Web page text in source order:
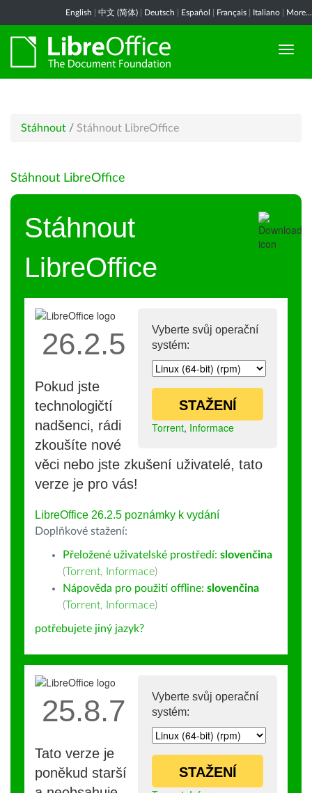
English 中文 (简体) Deutsch Español Français Italiano More...
Stáhnout / Stáhnout LibreOffice
Stáhnout LibreOffice
Stáhnout
LibreOffice
Vyberte svůj operační
systém:
STAŽENÍ
Torrent, Informace
26.2.5
Pokud jste
technologičtí
nadšenci, rádi
zkoušíte nové
věci nebo jste zkušení uživatelé, tato
verze je pro vás!
LibreOffice 26.2.5 poznámky k vydání
Doplňkové stažení:
Přeložené uživatelské prostředí: slovenčina
(Torrent, Informace)
Nápověda pro použití offline: slovenčina
(Torrent, Informace)
potřebujete jiný jazyk?
Vyberte svůj operační
systém:
STAŽENÍ
25.8.7
Tato verze je
poněkud starší